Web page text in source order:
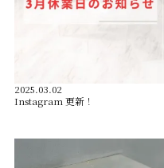
2025.03.02
Instagram 更新！